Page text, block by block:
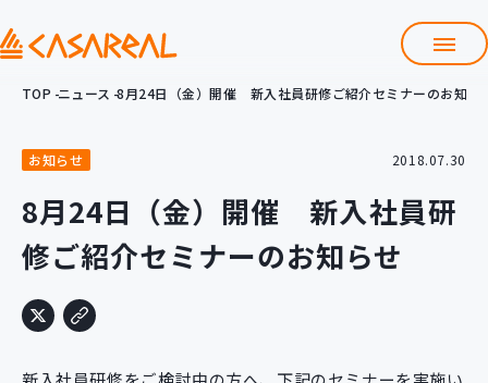
会社情報
サービス
プロダクト開発支援
クラウド導入支援 Git導入支援
システム構築支援
研修サービス
TOP ニュース 8月24日（金）開催 新入社員研修ご紹介セミナーのお知ら
お知らせ 2018.07.30
8月24日（金）開催 新入社員研
修ご紹介セミナーのお知らせ